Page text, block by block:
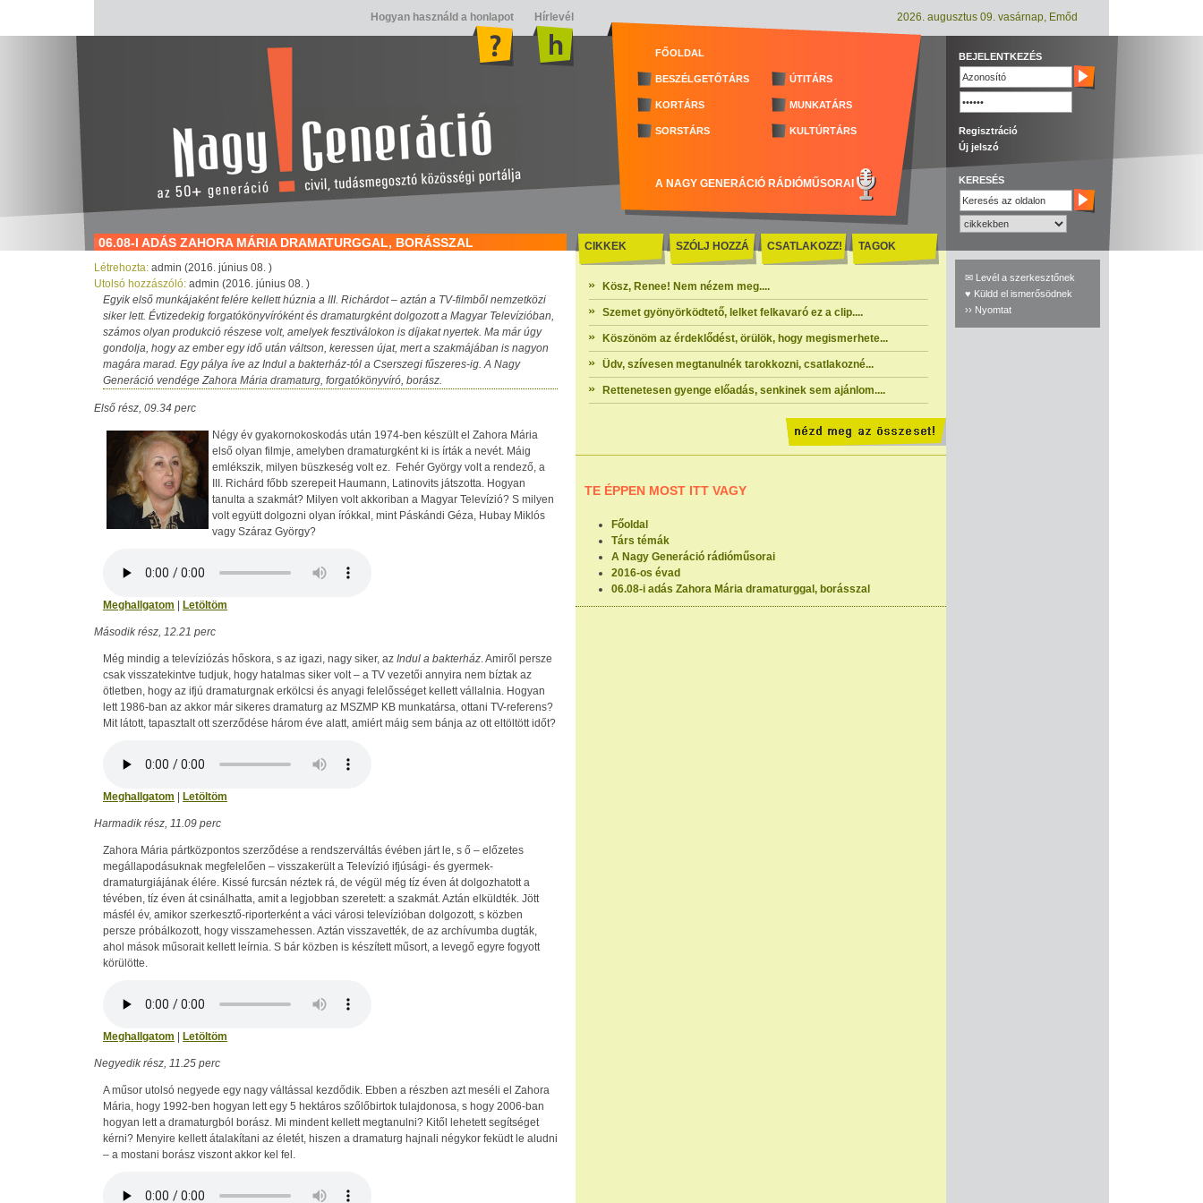
Hogyan használd a honlapot Hírlevél 2026. augusztus 09. vasárnap, Emőd
FŐOLDAL
BESZÉLGETŐTÁRS ÚTITÁRS
KORTÁRS MUNKATÁRS
SORSTÁRS KULTÚRTÁRS
A NAGY GENERÁCIÓ RÁDIÓMŰSORAI
BEJELENTKEZÉS
Regisztráció
Új jelszó
KERESÉS
06.08-I ADÁS ZAHORA MÁRIA DRAMATURGGAL, BORÁSSZAL
Létrehozta: admin (2016. június 08. )
Utolsó hozzászóló: admin (2016. június 08. )
Egyik első munkájaként felére kellett húznia a III. Richárdot – aztán a TV-filmből nemzetközi
siker lett. Évtizedekig forgatókönyvíróként és dramaturgként dolgozott a Magyar Televízióban,
számos olyan produkció részese volt, amelyek fesztiválokon is díjakat nyertek. Ma már úgy
gondolja, hogy az ember egy idő után váltson, keressen újat, mert a szakmájában is nagyon
magára marad. Egy pálya íve az Indul a bakterház-tól a Cserszegi fűszeres-ig. A Nagy
Generáció vendége Zahora Mária dramaturg, forgatókönyvíró, borász.
Első rész, 09.34 perc
Négy év gyakornokoskodás után 1974-ben készült el Zahora Mária
első olyan filmje, amelyben dramaturgként ki is írták a nevét. Máig
emlékszik, milyen büszkeség volt ez. Fehér György volt a rendező, a
III. Richárd főbb szerepeit Haumann, Latinovits játszotta. Hogyan
tanulta a szakmát? Milyen volt akkoriban a Magyar Televízió? S milyen
volt együtt dolgozni olyan írókkal, mint Páskándi Géza, Hubay Miklós
vagy Száraz György?
Meghallgatom Letöltöm
Második rész, 12.21 perc
Még mindig a televíziózás hőskora, s az igazi, nagy siker, az Indul a bakterház. Amiről persze
csak visszatekintve tudjuk, hogy hatalmas siker volt – a TV vezetői annyira nem bíztak az
ötletben, hogy az ifjú dramaturgnak erkölcsi és anyagi felelősséget kellett vállalnia. Hogyan
lett 1986-ban az akkor már sikeres dramaturg az MSZMP KB munkatársa, ottani TV-referens?
Mit látott, tapasztalt ott szerződése három éve alatt, amiért máig sem bánja az ott eltöltött időt?
Meghallgatom Letöltöm
Harmadik rész, 11.09 perc
Zahora Mária pártközpontos szerződése a rendszerváltás évében járt le, s ő – előzetes
megállapodásuknak megfelelően – visszakerült a Televízió ifjúsági- és gyermek-
dramaturgiájának élére. Kissé furcsán néztek rá, de végül még tíz éven át dolgozhatott a
tévében, tíz éven át csinálhatta, amit a legjobban szeretett: a szakmát. Aztán elküldték. Jött
másfél év, amikor szerkesztő-riporterként a váci városi televízióban dolgozott, s közben
persze próbálkozott, hogy visszamehessen. Aztán visszavették, de az archívumba dugták,
ahol mások műsorait kellett leírnia. S bár közben is készített műsort, a levegő egyre fogyott
körülötte.
Meghallgatom Letöltöm
Negyedik rész, 11.25 perc
A műsor utolsó negyede egy nagy váltással kezdődik. Ebben a részben azt meséli el Zahora
Mária, hogy 1992-ben hogyan lett egy 5 hektáros szőlőbirtok tulajdonosa, s hogy 2006-ban
hogyan lett a dramaturgból borász. Mi mindent kellett megtanulni? Kitől lehetett segítséget
kérni? Menyire kellett átalakítani az életét, hiszen a dramaturg hajnali négykor feküdt le aludni
– a mostani borász viszont akkor kel fel.
CIKKEK SZÓLJ HOZZÁ CSATLAKOZZ! TAGOK
Kösz, Renee! Nem nézem meg....
Szemet gyönyörködtető, lelket felkavaró ez a clip....
Köszönöm az érdeklődést, örülök, hogy megismerhete...
Üdv, szívesen megtanulnék tarokkozni, csatlakozné...
Rettenetesen gyenge előadás, senkinek sem ajánlom....
TE ÉPPEN MOST ITT VAGY
Főoldal
Társ témák
A Nagy Generáció rádióműsorai
2016-os évad
06.08-i adás Zahora Mária dramaturggal, borásszal
✉ Levél a szerkesztőnek
♥ Küldd el ismerősödnek
›› Nyomtat